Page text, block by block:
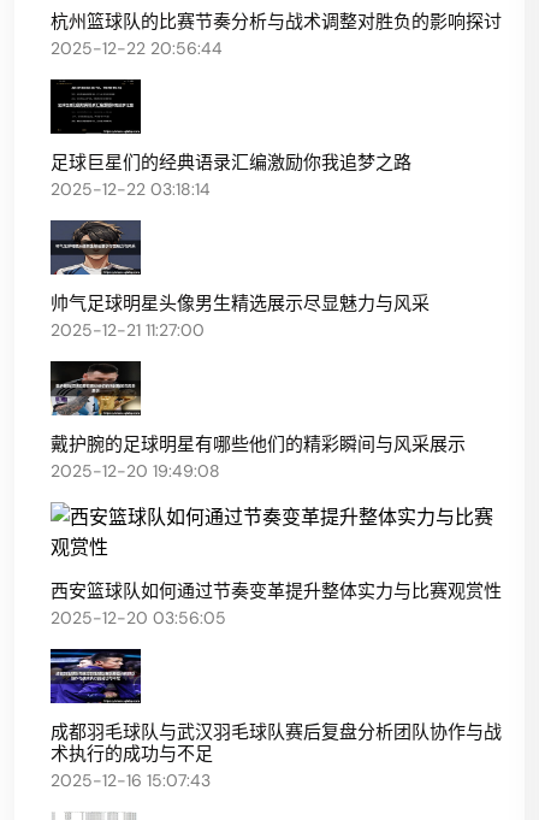
杭州篮球队的比赛节奏分析与战术调整对胜负的影响探讨
2025-12-22 20:56:44
足球巨星们的经典语录汇编激励你我追梦之路
2025-12-22 03:18:14
帅气足球明星头像男生精选展示尽显魅力与风采
2025-12-21 11:27:00
戴护腕的足球明星有哪些他们的精彩瞬间与风采展示
2025-12-20 19:49:08
西安篮球队如何通过节奏变革提升整体实力与比赛观赏性
2025-12-20 03:56:05
成都羽毛球队与武汉羽毛球队赛后复盘分析团队协作与战
术执行的成功与不足
2025-12-16 15:07:43